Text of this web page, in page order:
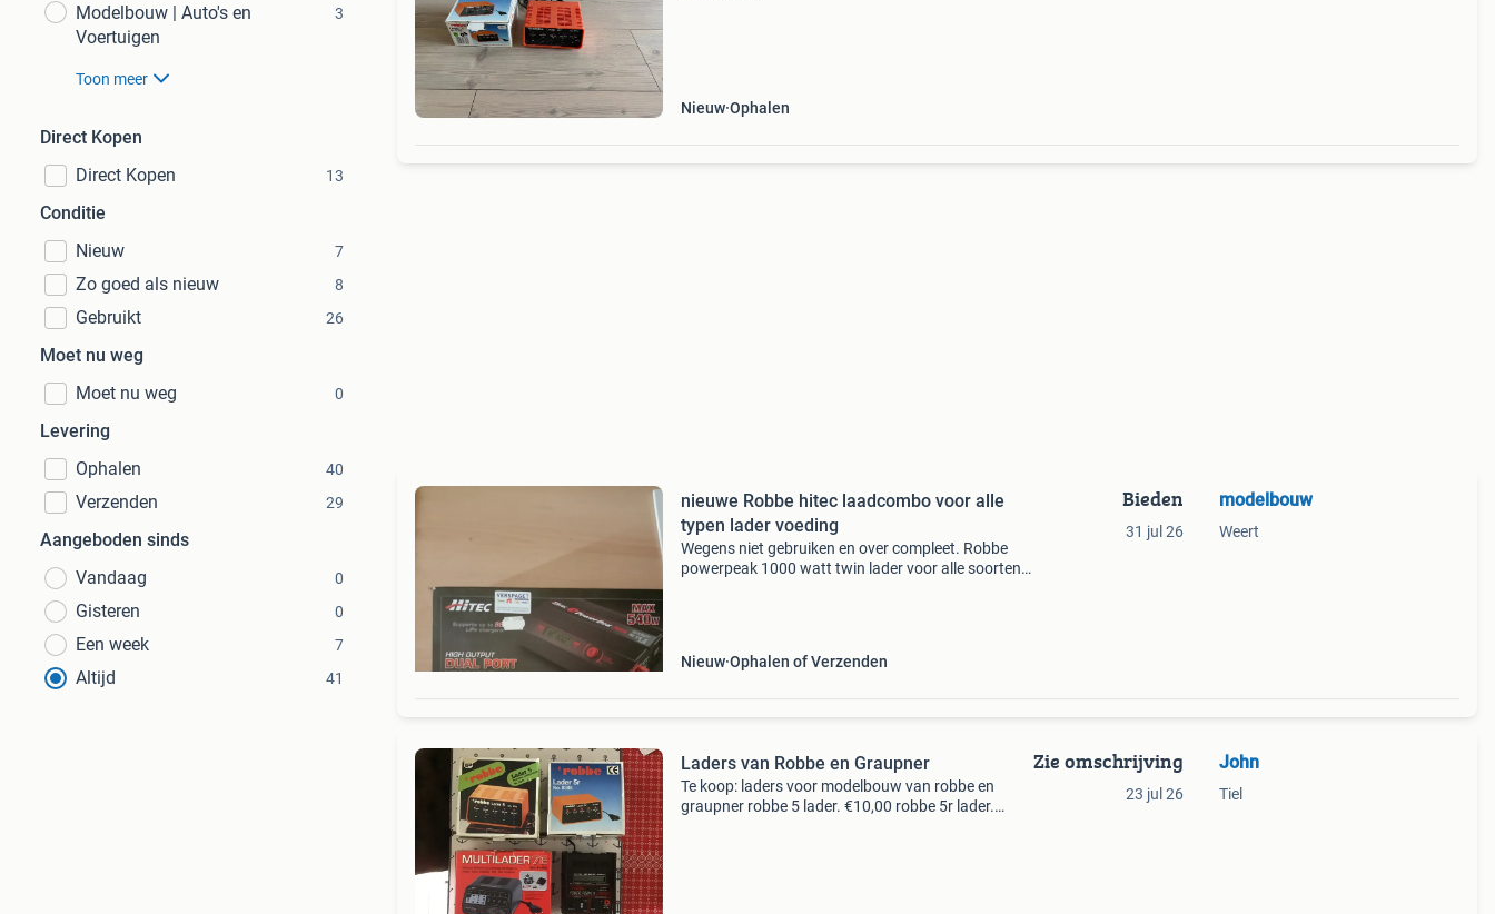
Modelbouw | Auto's en
Voertuigen
3
Toon meer
Direct Kopen
Direct Kopen
13
Conditie
Nieuw
7
Zo goed als nieuw 8
Gebruikt 26
Moet nu weg
Moet nu weg
0
Levering
Ophalen
40
Verzenden 29
Aangeboden sinds
Vandaag
0
Gisteren 0
Een week 7
Altijd 41
Nieuw Ophalen
nieuwe Robbe hitec laadcombo voor alle
typen lader voeding
Wegens niet gebruiken en over compleet. Robbe
powerpeak 1000 watt twin lader voor alle soorten
Nieuw Ophalen of Verzenden
Bieden
31 jul 26
modelbouw
Weert
Laders van Robbe en Graupner
Te koop: laders voor modelbouw van robbe en
graupner robbe 5 lader. €10,00 robbe 5r lader.
Zie omschrijving
23 jul 26
John
Tiel